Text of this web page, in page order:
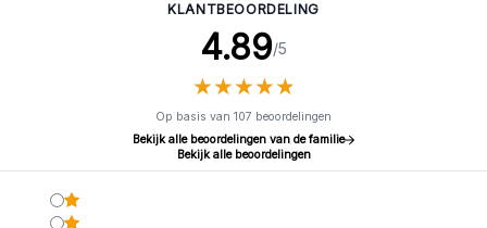
KLANTBEOORDELING
4.89/5
★★★★★
★★★★★
Op basis van 107 beoordelingen
Bekijk alle beoordelingen van de familie
Bekijk alle beoordelingen